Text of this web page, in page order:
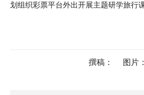
划组织彩票平台外出开展主题研学旅行
撰稿： 图片：